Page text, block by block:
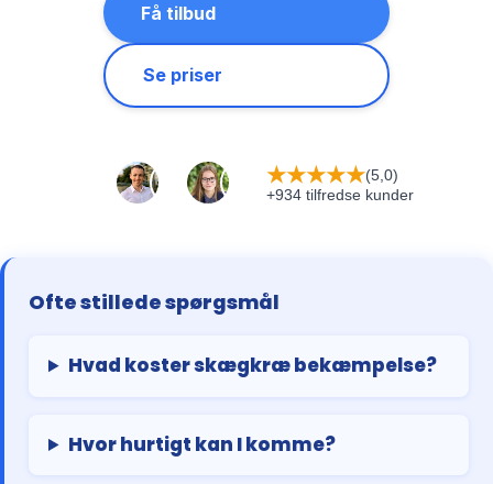
Få tilbud
Se priser
★★★★★(5,0)
+934 tilfredse kunder
Ofte stillede spørgsmål
Hvad koster skægkræ bekæmpelse?
Hvor hurtigt kan I komme?